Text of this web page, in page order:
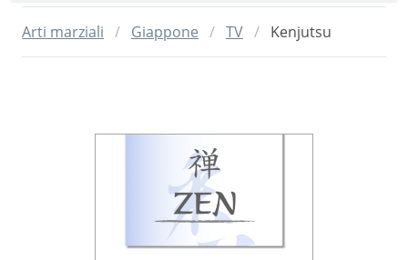
Arti marziali Giappone TV Kenjutsu